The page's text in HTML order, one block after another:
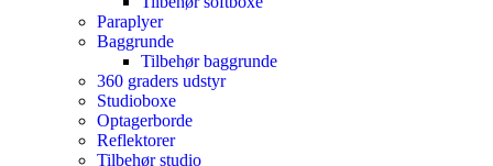
Paraplyer
Baggrunde
Tilbehør baggrunde
360 graders udstyr
Studioboxe
Optagerborde
Reflektorer
Tilbehør studio